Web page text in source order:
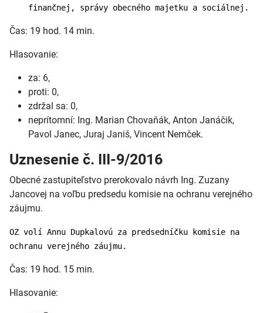
finančnej, správy obecného majetku a sociálnej.
Čas: 19 hod. 14 min.
Hlasovanie:
za: 6,
proti: 0,
zdržal sa: 0,
neprítomní: Ing. Marian Chovaňák, Anton Janáčik,
Pavol Janec, Juraj Janiš, Vincent Nemček.
Uznesenie č. III-9/2016
Obecné zastupiteľstvo prerokovalo návrh Ing. Zuzany
Jancovej na voľbu predsedu komisie na ochranu verejného
záujmu.
OZ volí Annu Dupkalovú za predsedníčku komisie na
ochranu verejného záujmu.
Čas: 19 hod. 15 min.
Hlasovanie: